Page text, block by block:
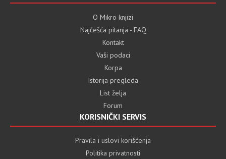
O Mikro knjizi
Najčešća pitanja - FAQ
Kontakt
Vaši podaci
Korpa
Istorija pregleda
List želja
Forum
KORISNIČKI SERVIS
Pravila i uslovi korišćenja
Politika privatnosti